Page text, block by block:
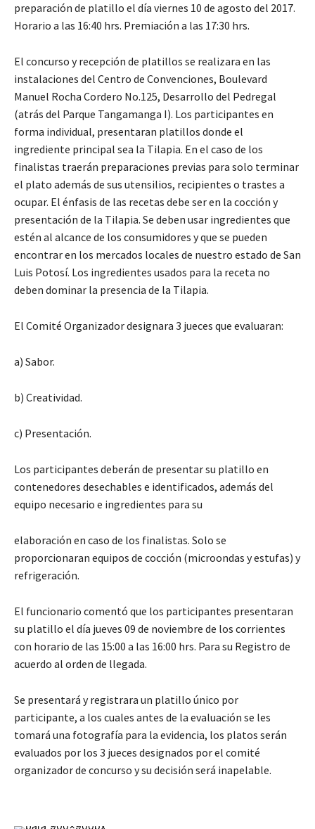
preparación de platillo el día viernes 10 de agosto del 2017.
Horario a las 16:40 hrs. Premiación a las 17:30 hrs.
El concurso y recepción de platillos se realizara en las
instalaciones del Centro de Convenciones, Boulevard
Manuel Rocha Cordero No.125, Desarrollo del Pedregal
(atrás del Parque Tangamanga I). Los participantes en
forma individual, presentaran platillos donde el
ingrediente principal sea la Tilapia. En el caso de los
finalistas traerán preparaciones previas para solo terminar
el plato además de sus utensilios, recipientes o trastes a
ocupar. El énfasis de las recetas debe ser en la cocción y
presentación de la Tilapia. Se deben usar ingredientes que
estén al alcance de los consumidores y que se pueden
encontrar en los mercados locales de nuestro estado de San
Luis Potosí. Los ingredientes usados para la receta no
deben dominar la presencia de la Tilapia.
El Comité Organizador designara 3 jueces que evaluaran:
a) Sabor.
b) Creatividad.
c) Presentación.
Los participantes deberán de presentar su platillo en
contenedores desechables e identificados, además del
equipo necesario e ingredientes para su
elaboración en caso de los finalistas. Solo se
proporcionaran equipos de cocción (microondas y estufas) y
refrigeración.
El funcionario comentó que los participantes presentaran
su platillo el día jueves 09 de noviembre de los corrientes
con horario de las 15:00 a las 16:00 hrs. Para su Registro de
acuerdo al orden de llegada.
Se presentará y registrara un platillo único por
participante, a los cuales antes de la evaluación se les
tomará una fotografía para la evidencia, los platos serán
evaluados por los 3 jueces designados por el comité
organizador de concurso y su decisión será inapelable.